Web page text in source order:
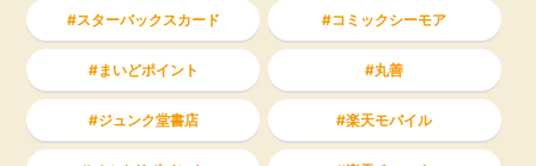
スターバックスカード コミックシーモア
まいどポイント 丸善
ジュンク堂書店 楽天モバイル